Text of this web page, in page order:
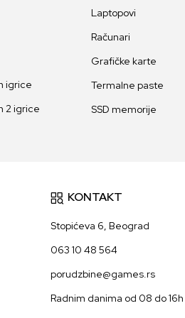
igrice
2 igrice
Laptopovi
Računari
Grafičke karte
Termalne paste
SSD memorije
KONTAKT
Stopićeva 6, Beograd
063 10 48 564
porudzbine@games.rs
Radnim danima od 08 do 16h